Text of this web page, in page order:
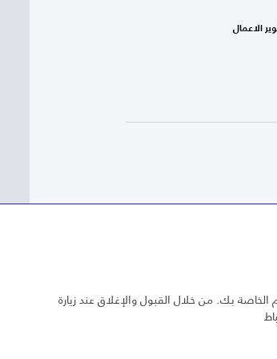
الاعمال
بك. من خلال القبول والإغلاق عند زيارة